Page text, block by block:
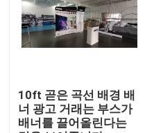
뉴스
무역 전시회 전시회 전시
10ft 곧은 곡선 배경 배
너 광고 거래는 부스가
배너를 끌어올린다는